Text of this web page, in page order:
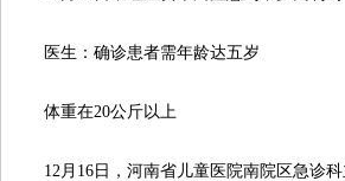
医生：确诊患者需年龄达五岁
体重在20公斤以上
12月16日，河南省儿童医院南院区急诊科